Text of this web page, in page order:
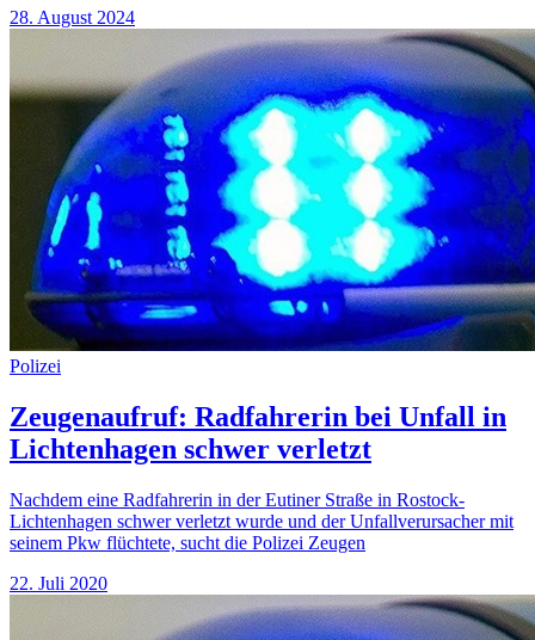
28. August 2024
Polizei
Zeugenaufruf: Radfahrerin bei Unfall in
Lichtenhagen schwer verletzt
Nachdem eine Radfahrerin in der Eutiner Straße in Rostock-
Lichtenhagen schwer verletzt wurde und der Unfallverursacher mit
seinem Pkw flüchtete, sucht die Polizei Zeugen
22. Juli 2020